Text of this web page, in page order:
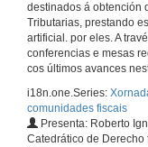
destinados á obtención
Tributarias, prestando
artificial. por eles. A
conferencias e mesas
cos últimos avances
i18n.one.Series:
comunidades fiscais
Presenta: Roberto
Catedrático de